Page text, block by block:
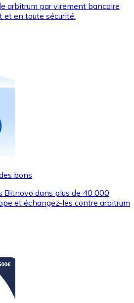
et Mastercard pour acheter
cadeaux de vos marques
cartes-cadeaux
arbitrum par virement bancaire
en toute sécurité.
bons
Bitnovo dans plus de 40 000
et échangez-les contre arbitrum